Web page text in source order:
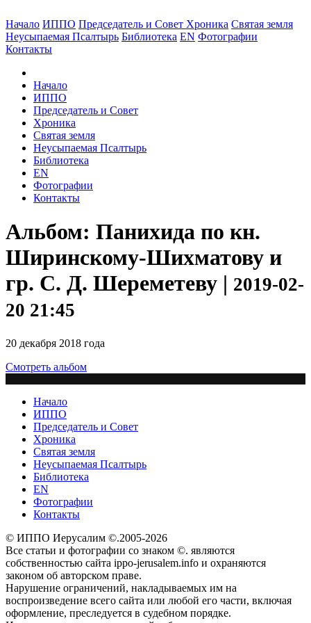
Начало ИППО Председатель и Совет Хроника Святая земля
Неусыпаемая Псалтырь Библиотека EN Фотографии
Контакты
Начало
ИППО
Председатель и Совет
Хроника
Святая земля
Неусыпаемая Псалтырь
Библиотека
EN
Фотографии
Контакты
Альбом: Панихида по кн.
Ширинскому-Шихматову и
гр. С. Д. Шереметеву | 2019-02-
20 21:45
20 декабря 2018 года
Смотреть альбом
Начало
ИППО
Председатель и Совет
Хроника
Святая земля
Неусыпаемая Псалтырь
Библиотека
EN
Фотографии
Контакты
© ИППО Иерусалим ©.2005-2026
Все статьи и фотографии со знаком ©. являются
собственностью сайта ippo-jerusalem.info и охраняются
законом об авторском праве.
Нарушение ограничений, накладываемых им на
воспроизведение всего сайта или любой его части, включая
оформление, преследуется в судебном порядке.